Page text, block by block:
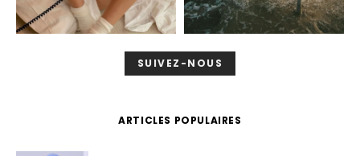
SUIVEZ-NOUS
ARTICLES POPULAIRES